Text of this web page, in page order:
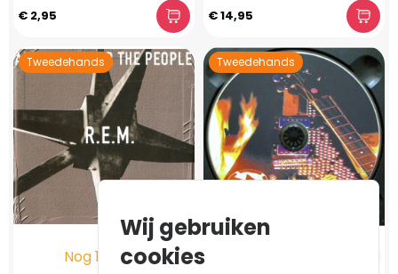
€ 2,95 € 14,95
Tweedehands
Nog 1 op voorraad
Tweedehands
Nog 1 op voorraad
Wij gebruiken
cookies